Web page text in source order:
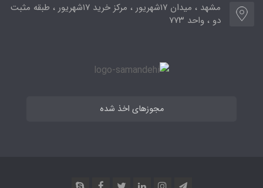
مشهد ، میدان ۱۷شهریور ، مرکز خرید ۱۷شهریور ، طبقه مثبت
دو ، واحد ۷۷۳
مجوزهای اخذ شده